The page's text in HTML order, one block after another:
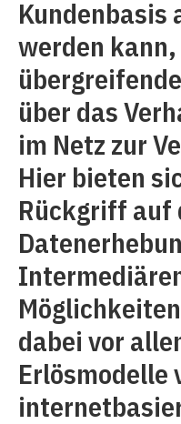
Kundenbasis
werden
über das
im Netz zur
Hier bieten
Rückgriff auf
dabei vor
Erlösmodelle